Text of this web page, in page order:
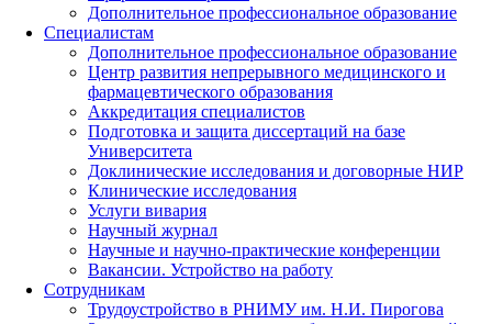
Дополнительное профессиональное образование
Специалистам
Дополнительное профессиональное образование
Центр развития непрерывного медицинского и
фармацевтического образования
Аккредитация специалистов
Подготовка и защита диссертаций на базе
Университета
Доклинические исследования и договорные НИР
Клинические исследования
Услуги вивария
Научный журнал
Научные и научно-практические конференции
Вакансии. Устройство на работу
Сотрудникам
Трудоустройство в РНИМУ им. Н.И. Пирогова